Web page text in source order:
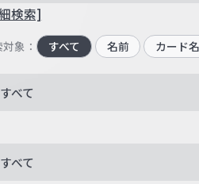
検索]
対象： すべて 名前 カード
すべて
すべて